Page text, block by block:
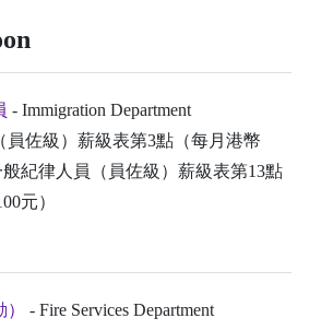
- Immigration Department
員佐級）薪級表第3點（每月港幣
般紀律人員（員佐級）薪級表第13點
元）
- Fire Services Department